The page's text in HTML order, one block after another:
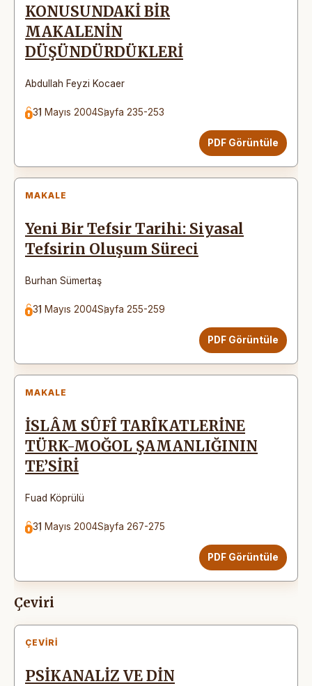
KONUSUNDAKİ BİR
MAKALENİN
DÜŞÜNDÜRDÜKLERİ
Abdullah Feyzi Kocaer
31 Mayıs 2004Sayfa 235-253
PDF Görüntüle
MAKALE
Yeni Bir Tefsir Tarihi: Siyasal
Tefsirin Oluşum Süreci
Burhan Sümertaş
31 Mayıs 2004Sayfa 255-259
PDF Görüntüle
MAKALE
İSLÂM SÛFÎ TARÎKATLERİNE
TÜRK-MOĞOL ŞAMANLIĞININ
TE’SİRİ
Fuad Köprülü
31 Mayıs 2004Sayfa 267-275
PDF Görüntüle
Çeviri
ÇEVIRI
PSİKANALİZ VE DİN